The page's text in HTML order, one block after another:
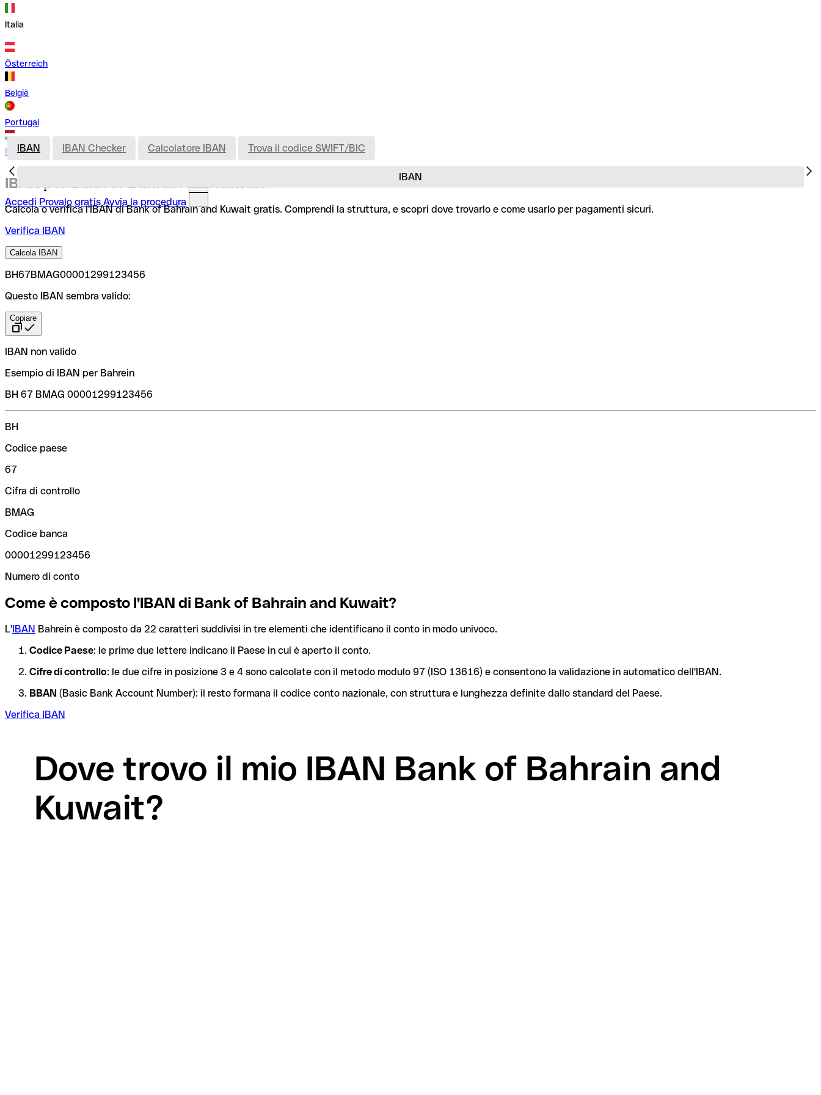
Italia
Österreich
België
Portugal
Nederland
Accedi Provalo gratis Avvia la procedura
IBAN
IBAN IBAN Checker Calcolatore IBAN Trova il codice SWIFT/BIC
IBAN per Bank of Bahrain and Kuwait
Calcola o verifica l'IBAN di Bank of Bahrain and Kuwait gratis. Comprendi la struttura, e scopri dove trovarlo e come usarlo per pagamenti sicuri.
Verifica IBAN
Calcola IBAN
BH67BMAG00001299123456
Questo IBAN sembra valido:
Copiare
IBAN non valido
Esempio di IBAN per Bahrein
BH 67 BMAG 00001299123456
BH
Codice paese
67
Cifra di controllo
BMAG
Codice banca
00001299123456
Numero di conto
Come è composto l'IBAN di Bank of Bahrain and Kuwait?
L'IBAN Bahrein è composto da 22 caratteri suddivisi in tre elementi che identificano il conto in modo univoco.
Codice Paese: le prime due lettere indicano il Paese in cui è aperto il conto.
Cifre di controllo: le due cifre in posizione 3 e 4 sono calcolate con il metodo modulo 97 (ISO 13616) e consentono la validazione in automatico dell'IBAN.
BBAN (Basic Bank Account Number): il resto formana il codice conto nazionale, con struttura e lunghezza definite dallo standard del Paese.
Verifica IBAN
Dove trovo il mio IBAN Bank of Bahrain and
Kuwait?